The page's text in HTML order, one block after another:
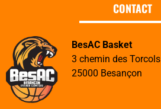
CONTACT
BesAC Basket
3 chemin des Torcols
25000 Besançon